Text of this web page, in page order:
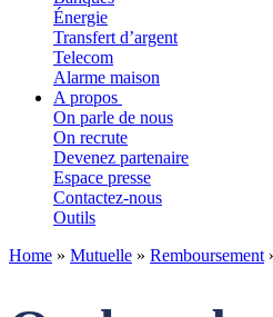
Énergie
Transfert d’argent
Telecom
Alarme maison
A propos
On parle de nous
On recrute
Devenez partenaire
Espace presse
Contactez-nous
Outils
Home » Mutuelle » Remboursement